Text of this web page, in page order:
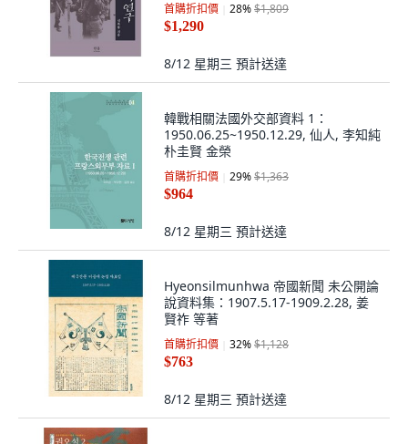
首購折扣價 28%$1,809
$1,290
8/12 星期三 預計送達
韓戰相關法國外交部資料 1：
1950.06.25~1950.12.29, 仙人, 李知純
朴圭賢 金榮
首購折扣價 29%$1,363
$964
8/12 星期三 預計送達
Hyeonsilmunhwa 帝國新聞 未公開論
說資料集：1907.5.17-1909.2.28, 姜
賢祚 等著
首購折扣價 32%$1,128
$763
8/12 星期三 預計送達